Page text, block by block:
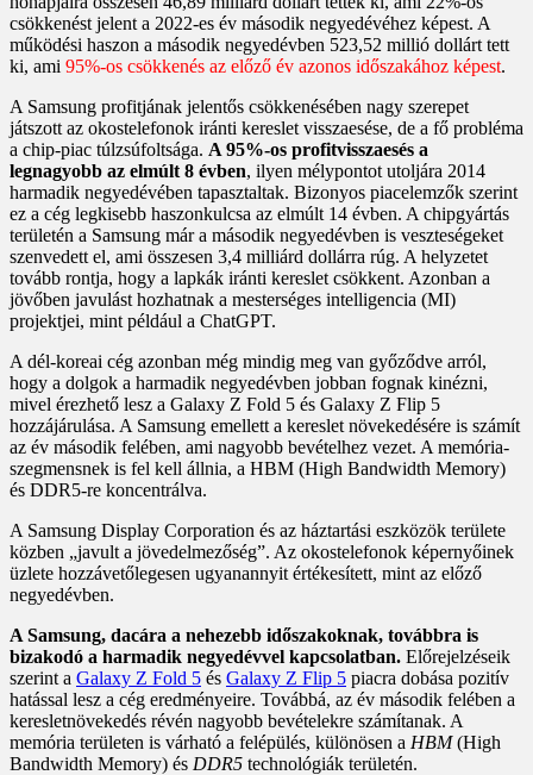
csökkenést jelent a 2022-es év második negyedévéhez képest. A
működési haszon a második negyedévben 523,52 millió dollárt tett
ki, ami 95%-os csökkenés az előző év azonos időszakához képest.
A Samsung profitjának jelentős csökkenésében nagy szerepet
játszott az okostelefonok iránti kereslet visszaesése, de a fő probléma
a chip-piac túlzsúfoltsága. A 95%-os profitvisszaesés a
legnagyobb az elmúlt 8 évben, ilyen mélypontot utoljára 2014
harmadik negyedévében tapasztaltak. Bizonyos piacelemzők szerint
ez a cég legkisebb haszonkulcsa az elmúlt 14 évben. A chipgyártás
területén a Samsung már a második negyedévben is veszteségeket
szenvedett el, ami összesen 3,4 milliárd dollárra rúg. A helyzetet
tovább rontja, hogy a lapkák iránti kereslet csökkent. Azonban a
jövőben javulást hozhatnak a mesterséges intelligencia (MI)
projektjei, mint például a ChatGPT.
A dél-koreai cég azonban még mindig meg van győződve arról,
hogy a dolgok a harmadik negyedévben jobban fognak kinézni,
mivel érezhető lesz a Galaxy Z Fold 5 és Galaxy Z Flip 5
hozzájárulása. A Samsung emellett a kereslet növekedésére is számít
az év második felében, ami nagyobb bevételhez vezet. A memória-
szegmensnek is fel kell állnia, a HBM (High Bandwidth Memory)
és DDR5-re koncentrálva.
A Samsung Display Corporation és az háztartási eszközök területe
közben „javult a jövedelmezőség”. Az okostelefonok képernyőinek
üzlete hozzávetőlegesen ugyanannyit értékesített, mint az előző
negyedévben.
A Samsung, dacára a nehezebb időszakoknak, továbbra is
bizakodó a harmadik negyedévvel kapcsolatban. Előrejelzéseik
szerint a Galaxy Z Fold 5 és Galaxy Z Flip 5 piacra dobása pozitív
hatással lesz a cég eredményeire. Továbbá, az év második felében a
keresletnövekedés révén nagyobb bevételekre számítanak. A
memória területen is várható a felépülés, különösen a HBM(High
Bandwidth Memory) és DDR5 technológiák területén.